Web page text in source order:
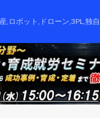
,ロボット,ドローン,3PL,独